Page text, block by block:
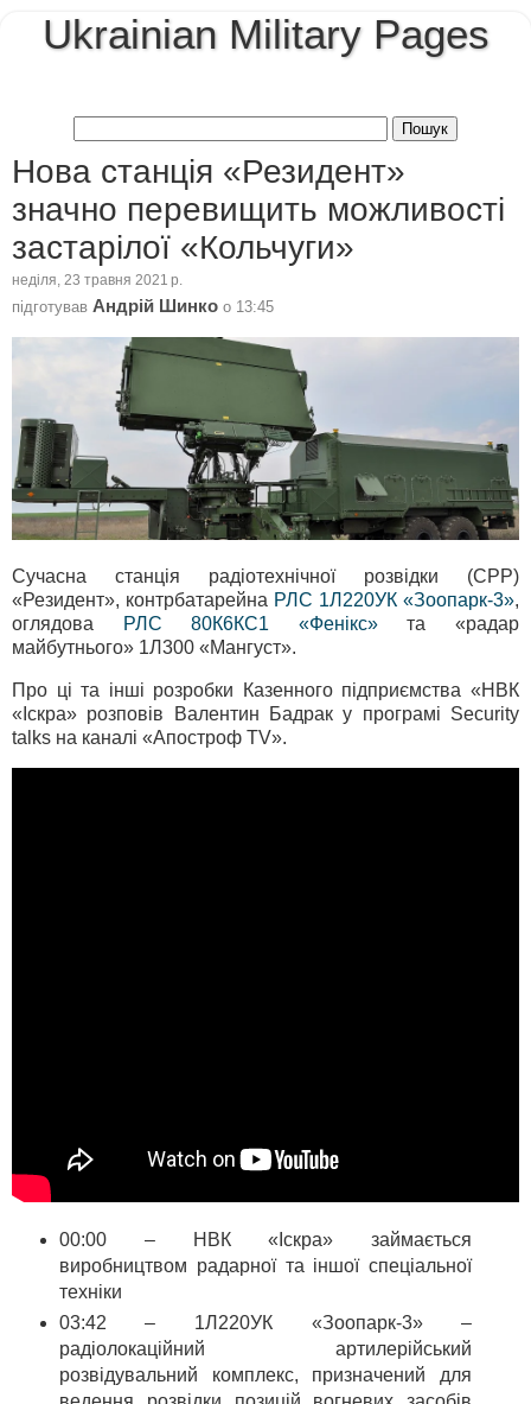
Ukrainian Military Pages
Нова станція «Резидент»
значно перевищить можливості
застарілої «Кольчуги»
неділя, 23 травня 2021 р.
підготував Андрій Шинко о 13:45
Сучасна станція радіотехнічної розвідки (СРР)
«Резидент», контрбатарейна РЛС 1Л220УК «Зоопарк-3»,
оглядова
РЛС 80К6КС1 «Фенікс»та «радар
майбутнього» 1Л300 «Мангуст».
Про ці та інші розробки Казенного підприємства «НВК
«Іскра» розповів Валентин Бадрак у програмі Security
talks на каналі «Апостроф TV».
00:00 – НВК «Іскра» займається
виробництвом радарної та іншої спеціальної
техніки
03:42 – 1Л220УК «Зоопарк-3» –
радіолокаційний артилерійський
розвідувальний комплекс, призначений для